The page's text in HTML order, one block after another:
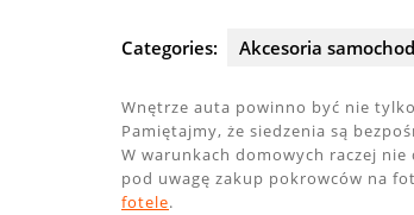
Categories: Akcesoria
Wnętrze auta powinno być nie
Pamiętajmy, że siedzenia są
W warunkach domowych raczej
pod uwagę zakup pokrowców na
fotele.